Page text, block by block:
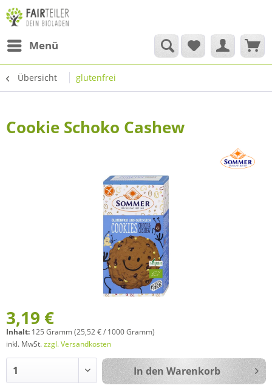
Menü
Übersicht glutenfrei
Cookie Schoko Cashew
3,19 €
Inhalt: 125 Gramm (25,52 € / 1000 Gramm)
inkl. MwSt.zzgl. Versandkosten
In den Warenkorb